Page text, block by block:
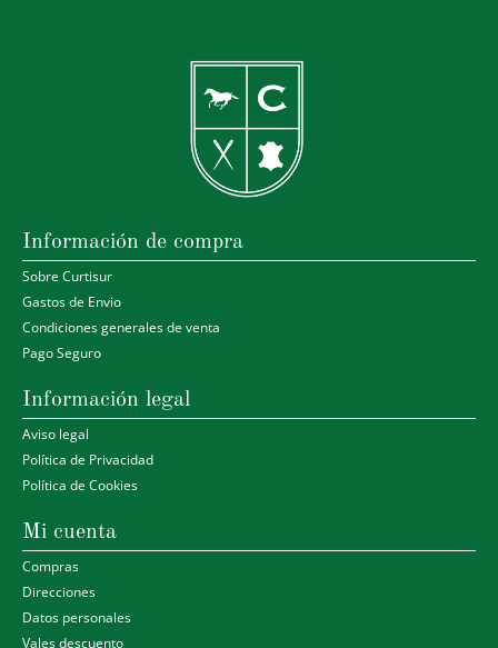
Información de compra
Sobre Curtisur
Gastos de Envio
Condiciones generales de venta
Pago Seguro
Información legal
Aviso legal
Política de Privacidad
Política de Cookies
Mi cuenta
Compras
Direcciones
Datos personales
Vales descuento